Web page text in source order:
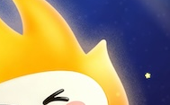
反对 [0]